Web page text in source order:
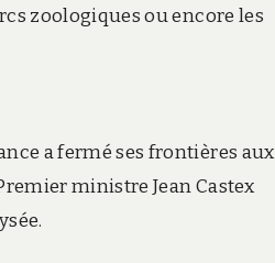
zoologiques ou encore les
a fermé ses frontières aux
ministre Jean Castex